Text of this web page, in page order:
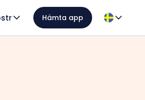
Hämta app